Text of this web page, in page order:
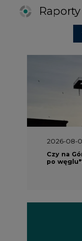
2026-08-
Czy na
po